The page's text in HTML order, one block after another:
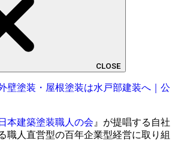
CLOSE
日本建築塗装職人の会 』が提唱する自社
職人直営型の百年企業型経営に取り組